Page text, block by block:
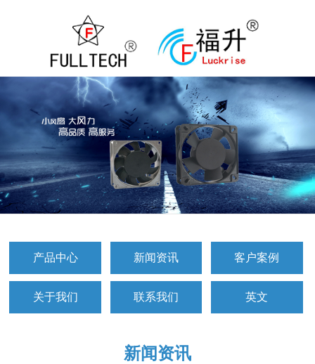
产品中心 新闻资讯 客户案例
关于我们 联系我们 英文
新闻资讯